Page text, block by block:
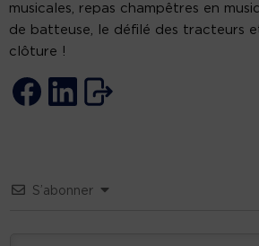
musicales, repas champêtres en
de batteuse, le défilé des tracteurs
clôture !
S’abonner